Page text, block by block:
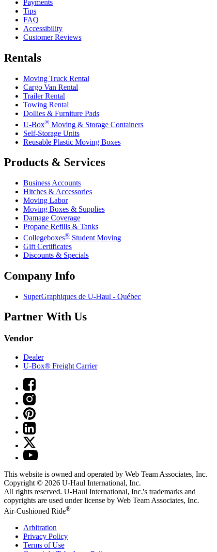
Payments
Tips
FAQ
Accessibility
Customer Reviews
Rentals
Moving Truck Rental
Cargo Van Rental
Trailer Rental
Towing Rental
Dollies & Furniture Pads
U-Box® Moving & Storage Containers
Self-Storage Units
Reusable Plastic Moving Boxes
Products & Services
Business Accounts
Hitches & Accessories
Moving Labor
Moving Boxes & Supplies
Damage Coverage
Propane Refills & Tanks
Collegeboxes® Student Moving
Gift Certificates
Discounts & Specials
Company Info
SuperGraphiques de U-Haul - Québec
Partner With Us
Vendor
Dealer
U-Box® Freight Carrier
This website is owned and operated by Web Team Associates, Inc.
Copyright © 2026 U-Haul International, Inc.
All rights reserved. U-Haul International, Inc.'s trademarks and
copyrights are used under license by Web Team Associates, Inc.
Air-Cushioned Ride®
Arbitration
Privacy Policy
Terms of Use